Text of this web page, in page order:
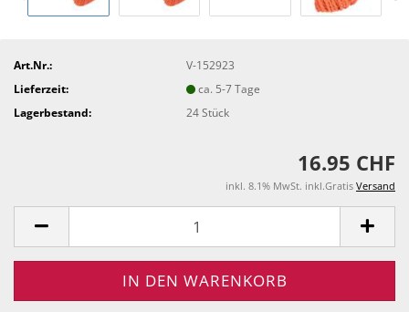
Art.Nr.:
V-152923
Lieferzeit:
ca. 5-7 Tage
Lagerbestand:
24Stück
16.95 CHF
inkl. 8.1% MwSt. inkl.Gratis Versand